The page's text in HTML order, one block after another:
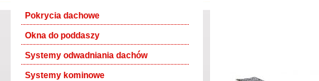
Pokrycia dachowe
Okna do poddaszy
Systemy odwadniania dachów
Systemy kominowe